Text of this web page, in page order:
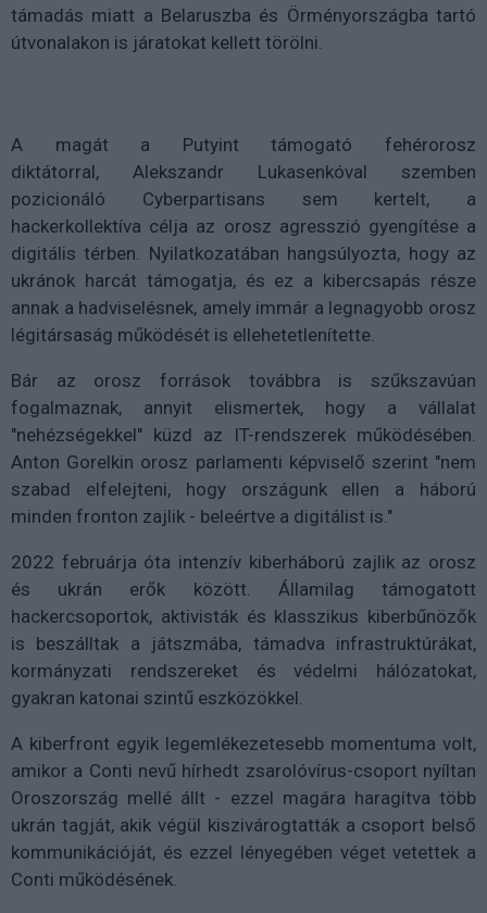
támadás miatt a Belaruszba és Örményországba tartó
útvonalakon is járatokat kellett törölni.
A magát a Putyint támogató fehérorosz
diktátorral, Alekszandr Lukasenkóval szemben
pozicionáló Cyberpartisans sem kertelt, a
hackerkollektíva célja az orosz agresszió gyengítése a
digitális térben. Nyilatkozatában hangsúlyozta, hogy az
ukránok harcát támogatja, és ez a kibercsapás része
annak a hadviselésnek, amely immár a legnagyobb orosz
légitársaság működését is ellehetetlenítette.
Bár az orosz források továbbra is szűkszavúan
fogalmaznak, annyit elismertek, hogy a vállalat
"nehézségekkel" küzd az IT-rendszerek működésében.
Anton Gorelkin orosz parlamenti képviselő szerint "nem
szabad elfelejteni, hogy országunk ellen a háború
minden fronton zajlik - beleértve a digitálist is."
2022 februárja óta intenzív kiberháború zajlik az orosz
és ukrán erők között. Államilag támogatott
hackercsoportok, aktivisták és klasszikus kiberbűnözők
is beszálltak a játszmába, támadva infrastruktúrákat,
kormányzati rendszereket és védelmi hálózatokat,
gyakran katonai szintű eszközökkel.
A kiberfront egyik legemlékezetesebb momentuma volt,
amikor a Conti nevű hírhedt zsarolóvírus-csoport nyíltan
Oroszország mellé állt - ezzel magára haragítva több
ukrán tagját, akik végül kiszivárogtatták a csoport belső
kommunikációját, és ezzel lényegében véget vetettek a
Conti működésének.